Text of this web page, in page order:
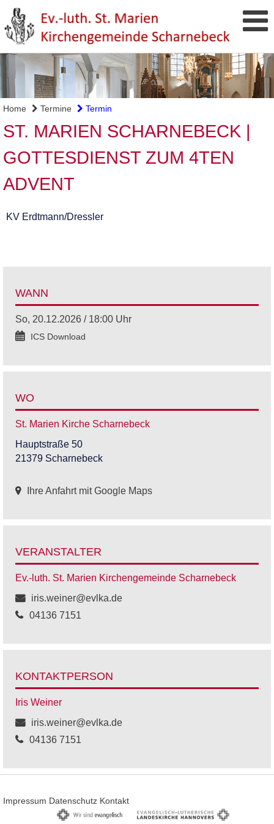
Home Termine Termin
ST. MARIEN SCHARNEBECK |
GOTTESDIENST ZUM 4TEN
ADVENT
KV Erdtmann/Dressler
WANN
So, 20.12.2026 / 18:00 Uhr
ICS Download
WO
St. Marien Kirche Scharnebeck
Hauptstraße 50
21379 Scharnebeck
Ihre Anfahrt mit Google Maps
VERANSTALTER
Ev.-luth. St. Marien Kirchengemeinde Scharnebeck
iris.weiner@evlka.de
04136 7151
KONTAKTPERSON
Iris Weiner
iris.weiner@evlka.de
04136 7151
Impressum Datenschutz Kontakt